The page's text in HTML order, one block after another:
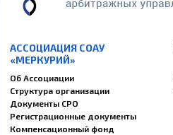
АССОЦИАЦИЯ СОАУ
«МЕРКУРИЙ»
Об Ассоциации
Структура организации
Документы СРО
Регистрационные документы
Компенсационный фонд